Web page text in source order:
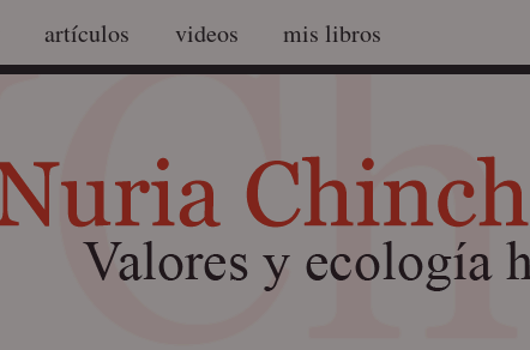
artículos videos mis libros